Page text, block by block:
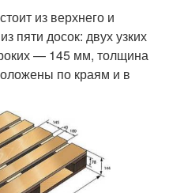
из верхнего и
пяти досок: двух узких
— 145 мм, толщина
по краям и в